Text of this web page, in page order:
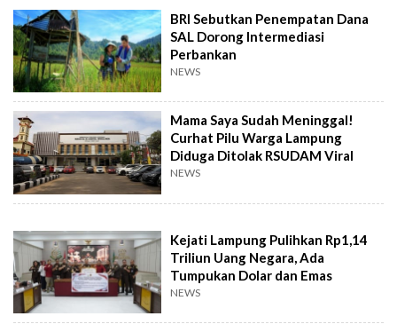
BRI Sebutkan Penempatan Dana
SAL Dorong Intermediasi
Perbankan
NEWS
Mama Saya Sudah Meninggal!
Curhat Pilu Warga Lampung
Diduga Ditolak RSUDAM Viral
NEWS
Kejati Lampung Pulihkan Rp1,14
Triliun Uang Negara, Ada
Tumpukan Dolar dan Emas
NEWS